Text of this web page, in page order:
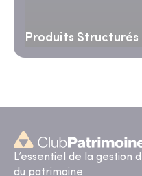
Produits Structurés
L’essentiel de la gestion
du patrimoine